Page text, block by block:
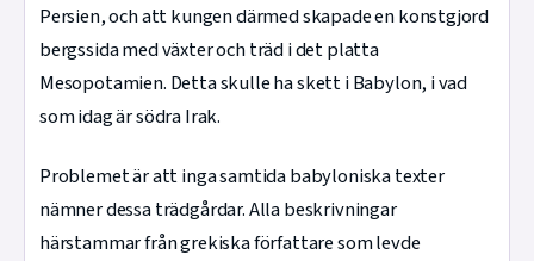
Persien, och att kungen därmed skapade en konstgjord
bergssida med växter och träd i det platta
Mesopotamien. Detta skulle ha skett i Babylon, i vad
som idag är södra Irak.
Problemet är att inga samtida babyloniska texter
nämner dessa trädgårdar. Alla beskrivningar
härstammar från grekiska författare som levde